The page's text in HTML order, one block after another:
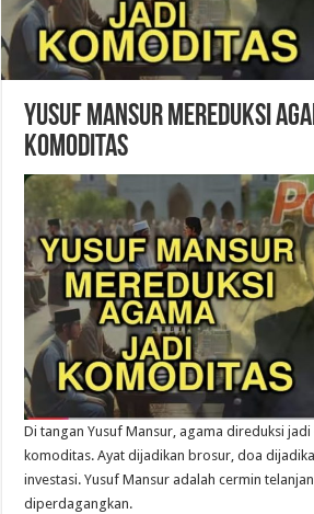
Yusuf Mansur Mereduksi
Komoditas
Di tangan Yusuf Mansur, agama direduksi
komoditas. Ayat dijadikan brosur, doa
investasi. Yusuf Mansur adalah cermin
diperdagangkan.